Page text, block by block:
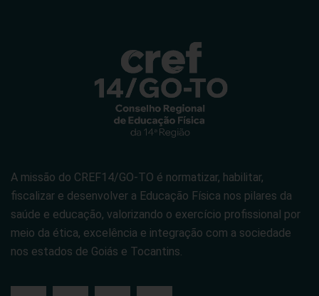
A missão do CREF14/GO-TO é normatizar, habilitar,
fiscalizar e desenvolver a Educação Física nos pilares da
saúde e educação, valorizando o exercício profissional por
meio da ética, excelência e integração com a sociedade
nos estados de Goiás e Tocantins.